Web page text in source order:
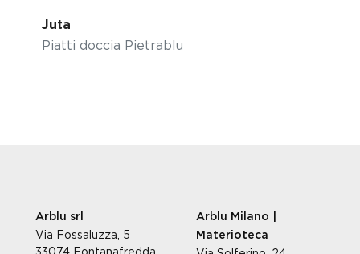
Juta
Piatti doccia Pietrablu
Arblu srl
Via Fossaluzza, 5
33074 Fontanafredda
Arblu Milano |
Materioteca